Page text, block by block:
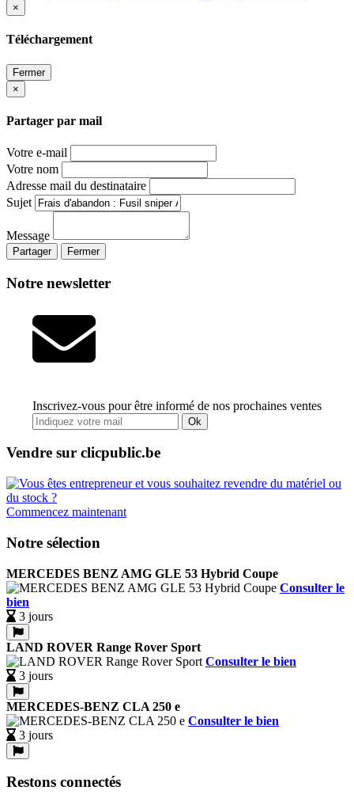
×
Téléchargement
Fermer
×
Partager par mail
Votre e-mail
Votre nom
Adresse mail du destinataire
Sujet
Message
Partager Fermer
Notre newsletter
Inscrivez-vous pour être informé de nos prochaines ventes
Ok
Vendre sur clicpublic.be
Commencez maintenant
Notre sélection
MERCEDES BENZ AMG GLE 53 Hybrid Coupe
Consulter le
bien
3 jours
LAND ROVER Range Rover Sport
Consulter le bien
3 jours
MERCEDES-BENZ CLA 250 e
Consulter le bien
3 jours
Restons connectés